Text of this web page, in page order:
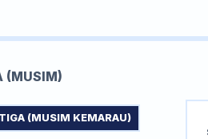
(MUSIM)
(MUSIM KEMARAU)